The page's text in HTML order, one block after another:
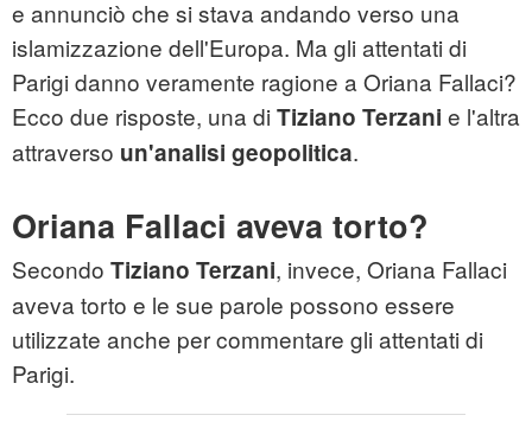
e annunciò che si stava andando verso una
islamizzazione dell'Europa. Ma gli attentati di
Parigi danno veramente ragione a Oriana Fallaci?
Ecco due risposte, una di Tiziano Terzani e l'altra
attraverso un'analisi geopolitica.
Oriana Fallaci aveva torto?
Secondo Tiziano Terzani, invece, Oriana Fallaci
aveva torto e le sue parole possono essere
utilizzate anche per commentare gli attentati di
Parigi.